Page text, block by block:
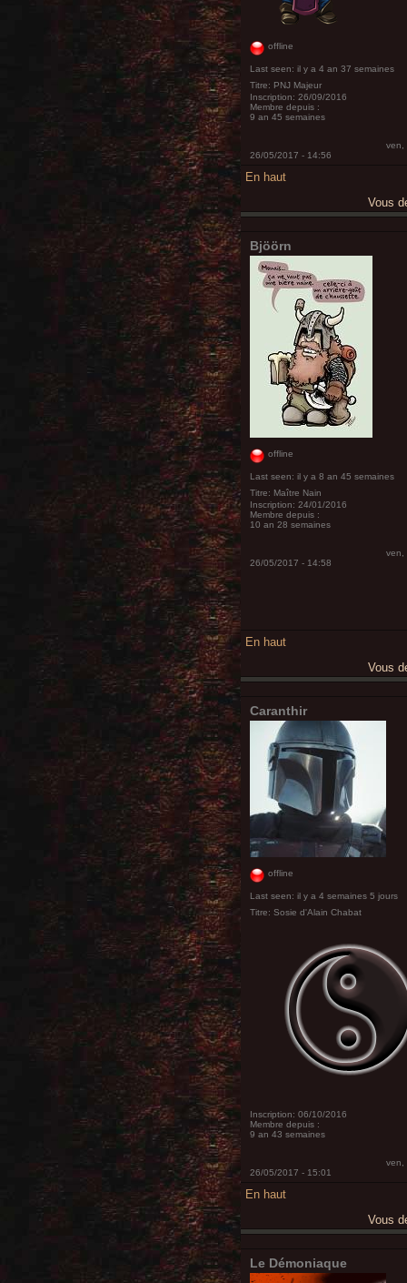
offline
Last seen: il y a 4 an 37 semaines
Titre: PNJ Majeur
Inscription: 26/09/2016
Membre depuis :
9 an 45 semaines
ven,
26/05/2017 - 14:56
En haut
Vous
Bjöörn
offline
Last seen: il y a 8 an 45 semaines
Titre: Maître Nain
Inscription: 24/01/2016
Membre depuis :
10 an 28 semaines
ven,
26/05/2017 - 14:58
En haut
Vous
Caranthir
offline
Last seen: il y a 4 semaines 5 jours
Titre: Sosie d'Alain Chabat
Inscription: 06/10/2016
Membre depuis :
9 an 43 semaines
ven,
26/05/2017 - 15:01
En haut
Vous
Le Démoniaque